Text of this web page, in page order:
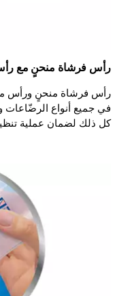
رأس فرشاة منحنٍ مع
رأس فرشاة منحنٍ ورأس
في جميع أنواع الرضّاعات
كل ذلك لضمان عملية